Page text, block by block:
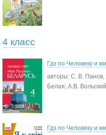
4 класс
Гдз по Человеку и
авторы: С. В.
Белая, А.В. Вольский
Гдз по Человеку и